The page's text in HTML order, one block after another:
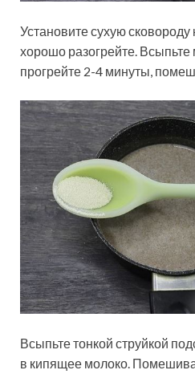
Установите сухую
хорошо разогрейте. Всыпьте
прогрейте 2-4 минуты,
Всыпьте тонкой струйкой
в кипящее молоко.